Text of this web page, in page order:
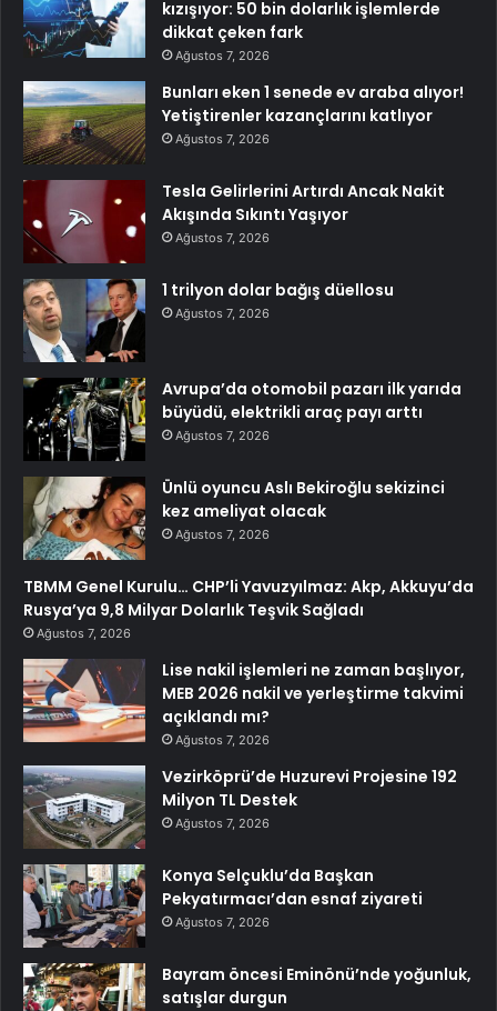
kızışıyor: 50 bin dolarlık işlemlerde
dikkat çeken fark
Ağustos 7, 2026
Bunları eken 1 senede ev araba alıyor!
Yetiştirenler kazançlarını katlıyor
Ağustos 7, 2026
Tesla Gelirlerini Artırdı Ancak Nakit
Akışında Sıkıntı Yaşıyor
Ağustos 7, 2026
1 trilyon dolar bağış düellosu
Ağustos 7, 2026
Avrupa’da otomobil pazarı ilk yarıda
büyüdü, elektrikli araç payı arttı
Ağustos 7, 2026
Ünlü oyuncu Aslı Bekiroğlu sekizinci
kez ameliyat olacak
Ağustos 7, 2026
TBMM Genel Kurulu… CHP’li Yavuzyılmaz: Akp, Akkuyu’da
Rusya’ya 9,8 Milyar Dolarlık Teşvik Sağladı
Ağustos 7, 2026
Lise nakil işlemleri ne zaman başlıyor,
MEB 2026 nakil ve yerleştirme takvimi
açıklandı mı?
Ağustos 7, 2026
Vezirköprü’de Huzurevi Projesine 192
Milyon TL Destek
Ağustos 7, 2026
Konya Selçuklu’da Başkan
Pekyatırmacı’dan esnaf ziyareti
Ağustos 7, 2026
Bayram öncesi Eminönü’nde yoğunluk,
satışlar durgun